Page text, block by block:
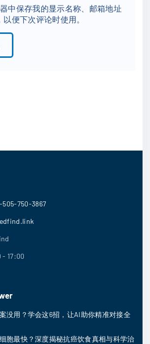
中保存我的显示名称、邮箱地址
便下次评论时使用。
505-750-3867
- 17:00
没用？学会这6招，让AI助你精准对接全
胞最快？深度揭秘抗癌饮食真相与科学治